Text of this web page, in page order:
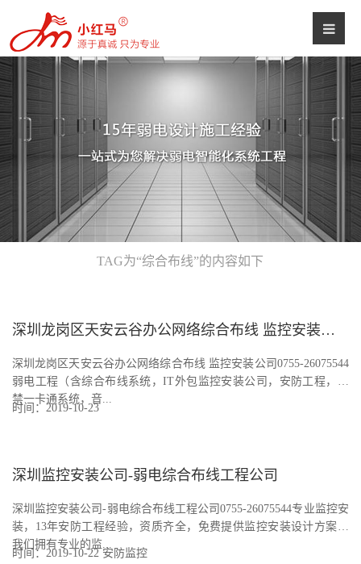
TAG为“综合布线”的内容如下
深圳龙岗区天安云谷办公网络综合布线 监控安装公司
深圳龙岗区天安云谷办公网络综合布线 监控安装公司0755-26075544
弱电工程（含综合布线系统，IT外包监控安装公司，安防工程，门
禁一卡通系统，音...
时间：2019-10-23
深圳监控安装公司-弱电综合布线工程公司
深圳监控安装公司-弱电综合布线工程公司0755-26075544专业监控安
装，13年安防工程经验，资质齐全，免费提供监控安装设计方案，
我们拥有专业的监...
时间：2019-10-22 安防监控